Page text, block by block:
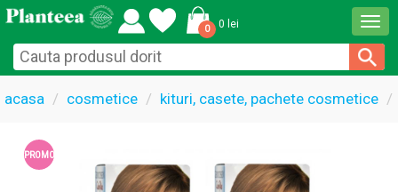
0 0 lei
acasa cosmetice kituri, casete, pachete cosmetice
PROMO